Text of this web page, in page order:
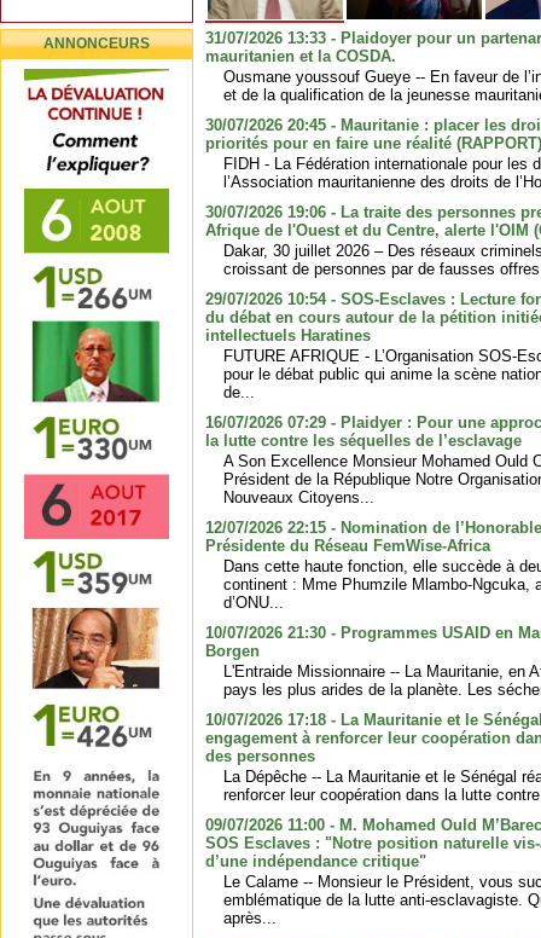
ANNONCEURS
31/07/2026 13:33 - Plaidoyer pour un
mauritanien et la COSDA.
Ousmane youssouf Gueye -- En faveur de
et de la qualification de la jeunesse
30/07/2026 20:45 - Mauritanie : placer les
priorités pour en faire une réalité (RAPPORT)
FIDH - La Fédération internationale pour les
l’Association mauritanienne des droits de
30/07/2026 19:06 - La traite des personnes
Afrique de l'Ouest et du Centre, alerte l'OIM
Dakar, 30 juillet 2026 – Des réseaux
croissant de personnes par de fausses
29/07/2026 10:54 - SOS-Esclaves : Lecture
du débat en cours autour de la pétition
intellectuels Haratines
FUTURE AFRIQUE - L’Organisation SOS-
pour le débat public qui anime la scène
de...
16/07/2026 07:29 - Plaidyer : Pour une
la lutte contre les séquelles de l’esclavage
A Son Excellence Monsieur Mohamed Ould
Président de la République Notre
Nouveaux Citoyens...
12/07/2026 22:15 - Nomination de
Présidente du Réseau FemWise-Africa
Dans cette haute fonction, elle succède à
continent : Mme Phumzile Mlambo-Ngcuka,
d’ONU...
10/07/2026 21:30 - Programmes USAID en
Borgen
L'Entraide Missionnaire -- La Mauritanie, en
pays les plus arides de la planète. Les
10/07/2026 17:18 - La Mauritanie et le
engagement à renforcer leur coopération
des personnes
La Dépêche -- La Mauritanie et le Sénégal
renforcer leur coopération dans la lutte
09/07/2026 11:00 - M. Mohamed Ould
SOS Esclaves : "Notre position naturelle
d’une indépendance critique"
Le Calame -- Monsieur le Président, vous
emblématique de la lutte anti-esclavagiste.
après...